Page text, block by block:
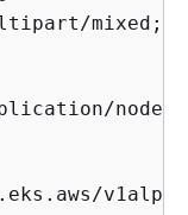
mixed;